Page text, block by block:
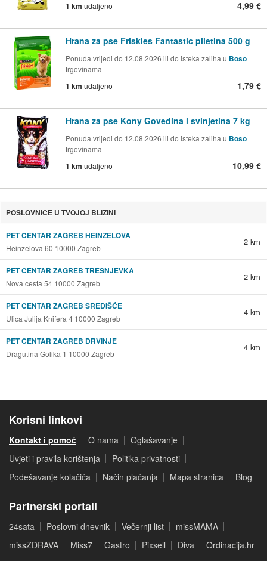
1 km udaljeno 4,99 €
Hrana za pse Friskies Fantastic piletina 500 g
Ponuda vrijedi do 12.08.2026 ili do isteka zaliha u Boso
trgovinama
1 km udaljeno 1,79 €
Hrana za pse Kony Govedina i svinjetina 7 kg
Ponuda vrijedi do 12.08.2026 ili do isteka zaliha u Boso
trgovinama
1 km udaljeno 10,99 €
POSLOVNICE U TVOJOJ BLIZINI
PET CENTAR ZAGREB HEINZELOVA
Heinzelova 60 10000 Zagreb
2 km
PET CENTAR ZAGREB TREŠNJEVKA
Nova cesta 54 10000 Zagreb
2 km
PET CENTAR ZAGREB SREDIŠĆE
Ulica Julija Knifera 4 10000 Zagreb
4 km
PET CENTAR ZAGREB DRVINJE
Dragutina Golika 1 10000 Zagreb
4 km
Korisni linkovi
Kontakt i pomoć O nama
Oglašavanje
Uvjeti i pravila korištenja
Politika privatnosti
Podešavanje kolačića
Način plaćanja Mapa stranica Blog
Partnerski portali
24sata Poslovni dnevnik Večernji list
missMAMA
missZDRAVA
Miss7 Gastro Pixsell Diva Ordinacija.hr